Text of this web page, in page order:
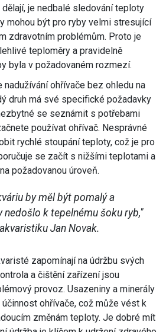
je nedbalé sledování teploty
mohou být pro ryby velmi stresující
zdravotním problémům. Proto je
teploměry a pravidelně
byla v požadovaném rozmezí.
nadužívání ohřívače bez ohledu na
druh má své specifické požadavky
se seznámit s potřebami
používat ohřívač. Nesprávné
rychlé stoupání teploty, což je pro
se začít s nižšími teplotami a
požadovanou úroveň.
by měl být pomalý a
nedošlo k tepelnému šoku ryb,"
Jan Novak.
zapomínají na údržbu svých
a čištění zařízení jsou
provoz. Usazeniny a minerály
ohřívače, což může vést k
změnám teploty. Je dobré mít